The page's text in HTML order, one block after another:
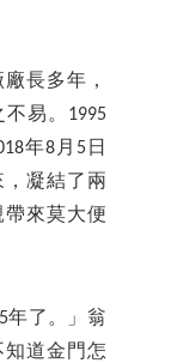
長多年，
易。1995
年8月5日
，凝結了兩
帶來莫大便
年了。」翁
知道金門怎